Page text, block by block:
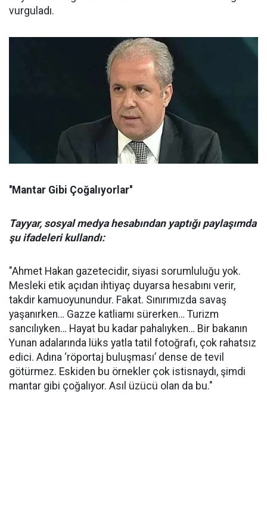
vurguladı.
''Mantar Gibi Çoğalıyorlar''
Tayyar, sosyal medya hesabından yaptığı paylaşımda
şu ifadeleri kullandı:
"Ahmet Hakan gazetecidir, siyasi sorumluluğu yok.
Mesleki etik açıdan ihtiyaç duyarsa hesabını verir,
takdir kamuoyunundur. Fakat. Sınırımızda savaş
yaşanırken… Gazze katliamı sürerken… Turizm
sancılıyken… Hayat bu kadar pahalıyken… Bir bakanın
Yunan adalarında lüks yatla tatil fotoğrafı, çok rahatsız
edici. Adına ‘röportaj buluşması’ dense de tevil
götürmez. Eskiden bu örnekler çok istisnaydı, şimdi
mantar gibi çoğalıyor. Asıl üzücü olan da bu."